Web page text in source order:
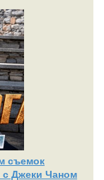
съемок
Джеки Чаном